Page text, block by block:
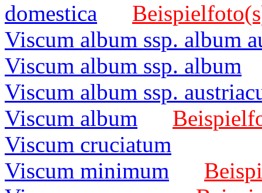
domestica
Viscum album ssp. album
Viscum album ssp. album
Viscum album ssp.
Viscum album
Viscum cruciatum
Viscum minimum